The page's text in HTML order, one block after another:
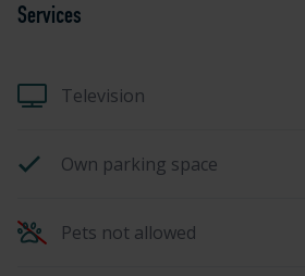
Services
Television
Own parking space
Pets not allowed